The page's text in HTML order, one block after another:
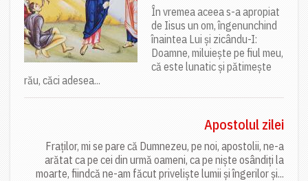
În vremea aceea s-a apropiat
de Iisus un om, îngenunchind
înaintea Lui și zicându-I:
Doamne, miluiește pe fiul meu,
că este lunatic și pătimește
rău, căci adesea...
Apostolul zilei
Fraților, mi se pare că Dumnezeu, pe noi, apostolii, ne-a
arătat ca pe cei din urmă oameni, ca pe niște osândiți la
moarte, fiindcă ne-am făcut priveliște lumii și îngerilor și...